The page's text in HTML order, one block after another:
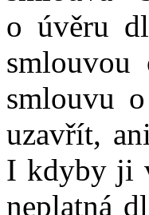
o úvěru
smlouvu
uzavřít,
I kdyby ji
neplatná